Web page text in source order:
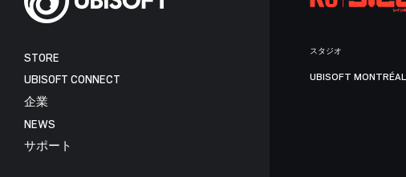
STORE
UBISOFT CONNECT
企業
NEWS
サポート
スタジオ
UBISOFT MONTRÉAL